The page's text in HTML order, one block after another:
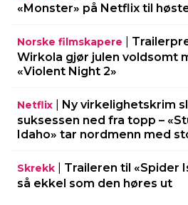
«Monster» på Netflix til
Norske filmskapere
Wirkola gjør julen voldsomt
«Violent Night 2»
Netflix
Ny virkelighetskrim
suksessen ned fra topp –
Idaho» tar nordmenn med
Skrekk
Traileren til «Spider
så ekkel som den høres ut